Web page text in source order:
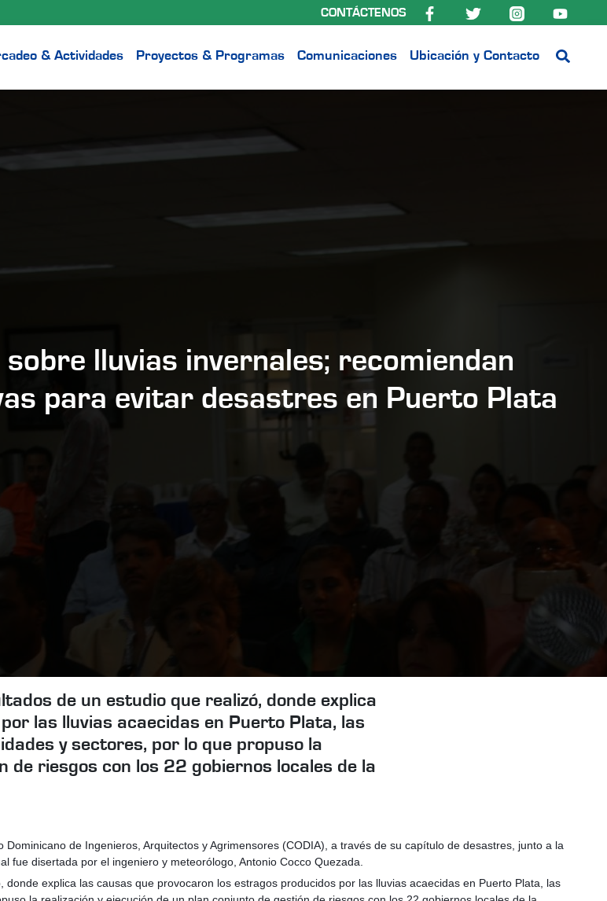
CONTÁCTENOS
& Actividades Proyectos & Programas Comunicaciones Ubicación y Contacto
lluvias invernales; recomiendan
para evitar desastres en Puerto Plata
de un estudio que realizó, donde explica
las lluvias acaecidas en Puerto Plata, las
y sectores, por lo que propuso la
de riesgos con los 22 gobiernos locales de la
de Ingenieros, Arquitectos y Agrimensores (CODIA), a través de su capítulo de desastres, junto a la
disertada por el ingeniero y meteorólogo, Antonio Cocco Quezada.
explica las causas que provocaron los estragos producidos por las lluvias acaecidas en Puerto Plata, las